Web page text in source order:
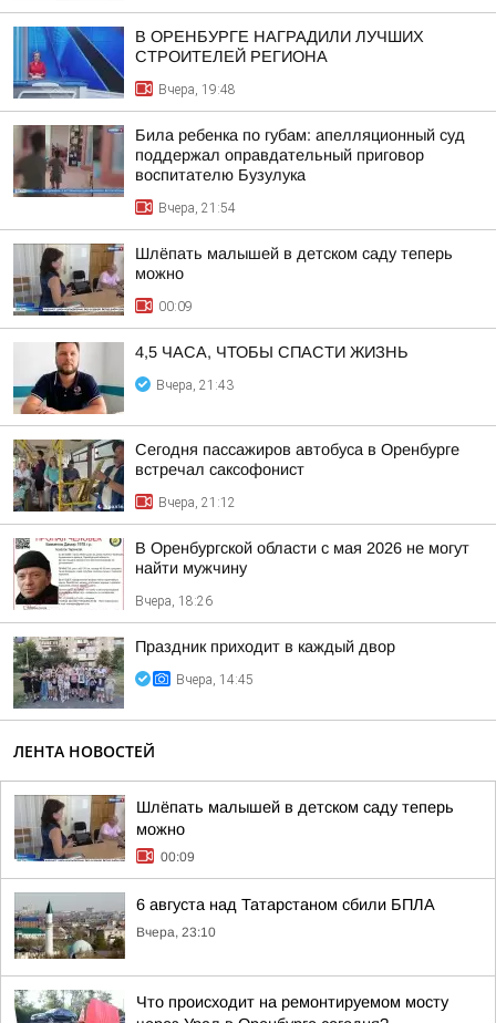
В ОРЕНБУРГЕ НАГРАДИЛИ ЛУЧШИХ
СТРОИТЕЛЕЙ РЕГИОНА
Вчера, 19:48
Била ребенка по губам: апелляционный суд
поддержал оправдательный приговор
воспитателю Бузулука
Вчера, 21:54
Шлёпать малышей в детском саду теперь
можно
00:09
4,5 ЧАСА, ЧТОБЫ СПАСТИ ЖИЗНЬ
Вчера, 21:43
Сегодня пассажиров автобуса в Оренбурге
встречал саксофонист
Вчера, 21:12
В Оренбургской области с мая 2026 не могут
найти мужчину
Вчера, 18:26
Праздник приходит в каждый двор
Вчера, 14:45
ЛЕНТА НОВОСТЕЙ
Шлёпать малышей в детском саду теперь
можно
00:09
6 августа над Татарстаном сбили БПЛА
Вчера, 23:10
Что происходит на ремонтируемом мосту